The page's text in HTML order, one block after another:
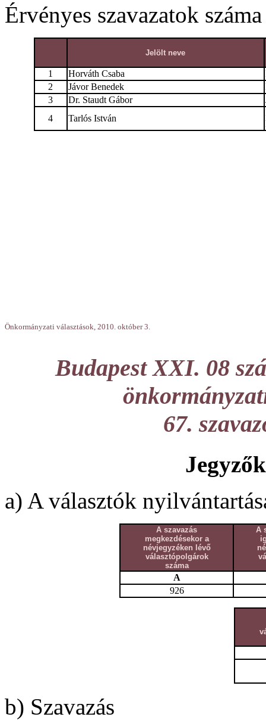
Érvényes szavazatok száma
Jelölt neve
1 Horváth Csaba
2
Jávor Benedek
3
Dr. Staudt Gábor
4
Tarlós István
Önkormányzati választások, 2010. október 3.
Budapest XXI. 08
67.
a) A választók
A szavazás
megkezdésekor a
névjegyzéken lévő
választópolgárok
száma
A
A
926
b) Szavazás